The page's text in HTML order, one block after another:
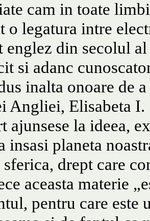
cam in toate
o legatura intre
englez din secolul
si adanc
inalta onoare de
Angliei, Elisabeta I.
ajunsese la ideea,
insasi planeta
drept care
aceasta materie
pentru care